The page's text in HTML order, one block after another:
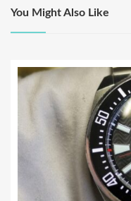
ョ
ン
You Might Also Like